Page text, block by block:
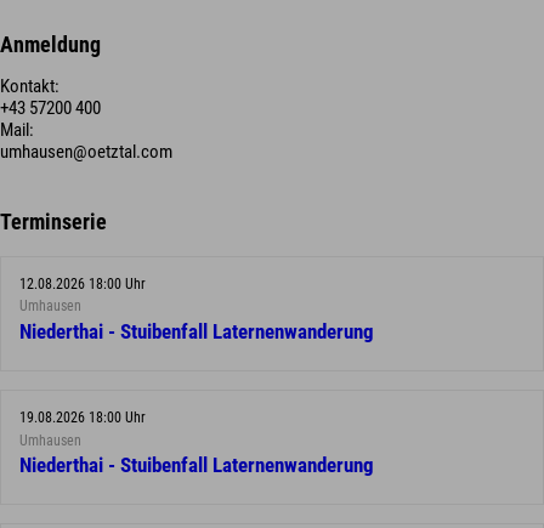
Anmeldung
Kontakt:
+43 57200 400
Mail:
umhausen@oetztal.com
Terminserie
12.08.2026 18:00 Uhr
Umhausen
Niederthai - Stuibenfall Laternenwanderung
19.08.2026 18:00 Uhr
Umhausen
Niederthai - Stuibenfall Laternenwanderung